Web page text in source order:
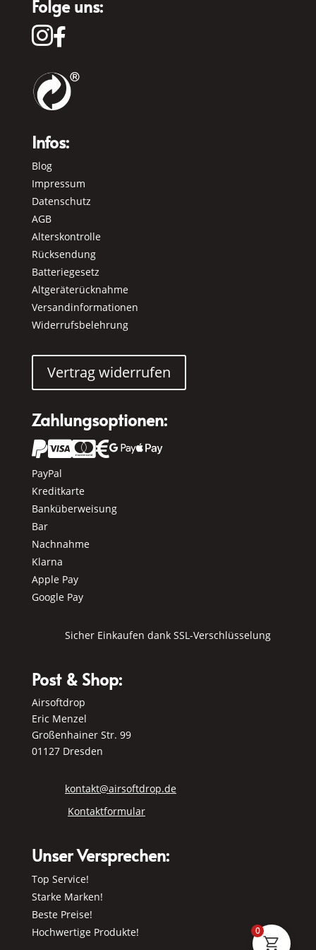
Folge uns:

Infos:
Blog
Impressum
Datenschutz
AGB
Alterskontrolle
Rücksendung
Batteriegesetz
Altgeräterücknahme
Versandinformationen
Widerrufsbelehrung
Vertrag widerrufen
Zahlungsoptionen:
 
PayPal
Kreditkarte
Banküberweisung
Bar
Nachnahme
Klarna
Apple Pay
Google Pay
Sicher Einkaufen dank SSL-Verschlüsselung
Post & Shop:
Airsoftdrop
Eric Menzel
Großenhainer Str. 99
01127 Dresden
kontakt@airsoftdrop.de
Kontaktformular
Unser Versprechen:
Top Service!
Starke Marken!
Beste Preise!
Hochwertige Produkte!
0